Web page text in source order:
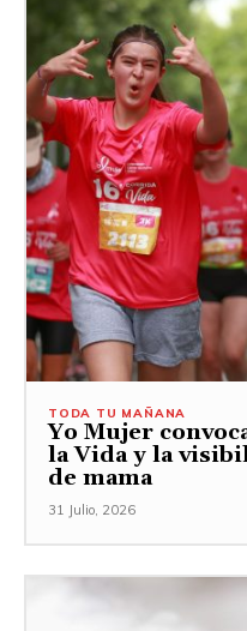
TODA TU MAÑANA
Yo Mujer
la Vida y la
de mama
31 Julio, 2026